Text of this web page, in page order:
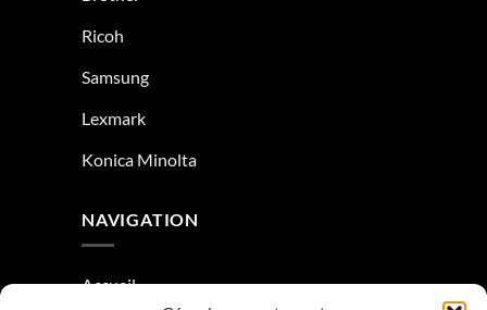
Ricoh
Samsung
Lexmark
Konica Minolta
NAVIGATION
Accueil